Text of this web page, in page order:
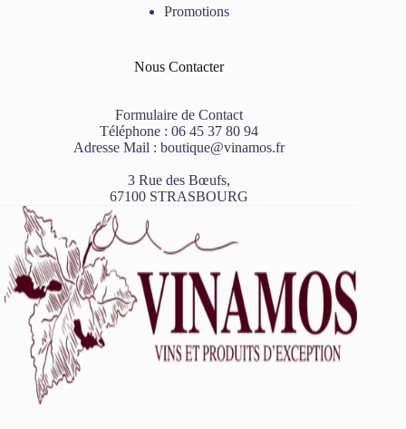
Promotions
Nous Contacter
Formulaire de Contact
Téléphone : 06 45 37 80 94
Adresse Mail : boutique@vinamos.fr
3 Rue des Bœufs,
67100 STRASBOURG